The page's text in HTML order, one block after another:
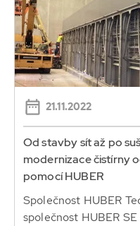
21.11.2022
Od stavby sít až po
modernizace čistírny
pomocí HUBER
Společnost HUBER
společnost HUBER